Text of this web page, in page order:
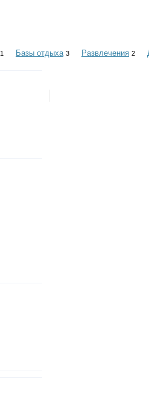
1 Базы отдыха 3 Развлечения 2